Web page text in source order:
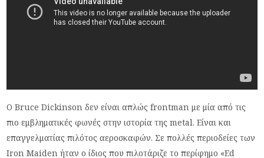
Ο Bruce Dickinson δεν είναι απλώς frontman με μία από τις
πιο εμβληματικές φωνές στην ιστορία της metal. Είναι και
επαγγελματίας πιλότος αεροσκαφών. Σε πολλές περιοδείες των
Iron Maiden ήταν ο ίδιος που πιλοτάριζε το περίφημο «Ed